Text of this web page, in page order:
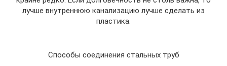
лучше внутреннюю канализацию лучше сделать из
пластика.
Способы соединения стальных труб